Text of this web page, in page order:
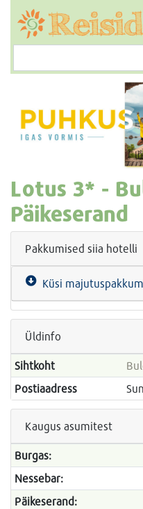
Lotus 3* -
Päikeserand
Pakkumised siia hotelli
Küsi
Üldinfo
Sihtkoht
Postiaadress
Kaugus asumitest
Burgas:
Nessebar:
Päikeserand: